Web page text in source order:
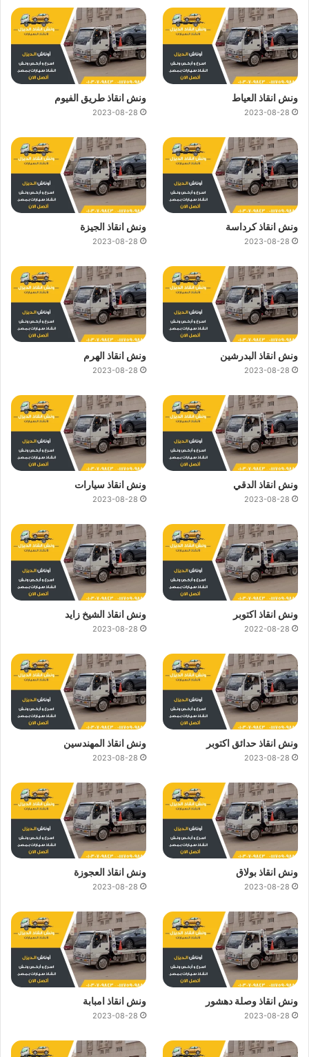
ونش انقاذ العياط
2023-08-28
ونش انقاذ طريق الفيوم
2023-08-28
ونش انقاذ كرداسة
2023-08-28
ونش انقاذ الجيزة
2023-08-28
ونش انقاذ البدرشين
2023-08-28
ونش انقاذ الهرم
2023-08-28
ونش انقاذ الدقي
2023-08-28
ونش انقاذ سيارات
2023-08-28
ونش انقاذ اكتوبر
2022-08-28
ونش انقاذ الشيخ زايد
2023-08-28
ونش انقاذ حدائق اكتوبر
2023-08-28
ونش انقاذ المهندسين
2023-08-28
ونش انقاذ بولاق
2023-08-28
ونش انقاذ العجوزة
2023-08-28
ونش انقاذ وصلة دهشور
2023-08-28
ونش انقاذ امبابة
2023-08-28